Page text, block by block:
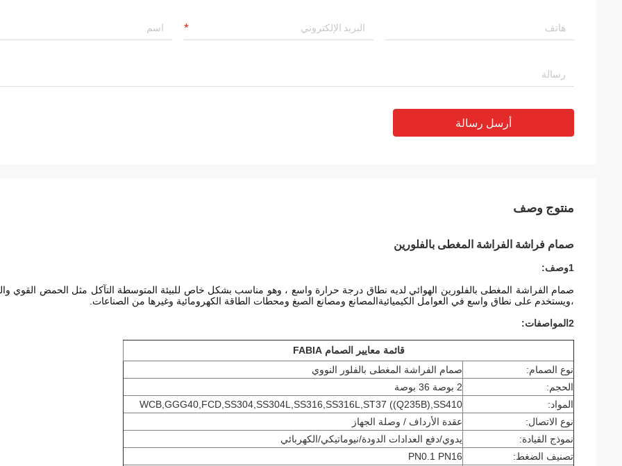
أرسل رسالة
منتوج وصف
صمام فراشة الفراشة المغطى بالفلورين
1وصف:
،ويستخدم على نطاق واسع في العوامل الكيميائيةالمصانع ومصانع الصبغ ومحطات الطاقة الكهرومائية وغيرها من الصناعات.
2المواصفات:
قائمة معايير الصمام FABIA
نوع الصمام:
صمام الفراشة المغطى بالفلور النووي
الحجم:
2 بوصة 36 بوصة
المواد:
WCB,GGG40,FCD,SS304,SS304L,SS316,SS316L,ST37 ((Q235B),SS410
نوع الاتصال:
عقدة الأرداف / وصلة الجهاز
نموذج القيادة:
يدوي/دفع العدادات الدودة/نيوماتيكي/الكهربائي
تصنيف الضغط:
PN0.1 PN16